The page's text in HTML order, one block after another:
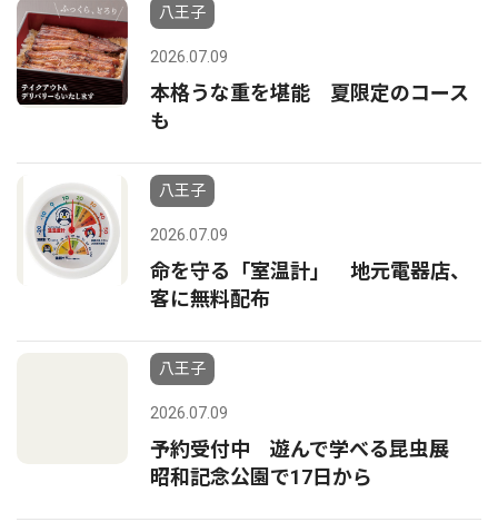
八王子
2026.07.09
本格うな重を堪能 夏限定のコース
も
八王子
2026.07.09
命を守る「室温計」 地元電器店、
客に無料配布
八王子
2026.07.09
予約受付中 遊んで学べる昆虫展
昭和記念公園で17日から